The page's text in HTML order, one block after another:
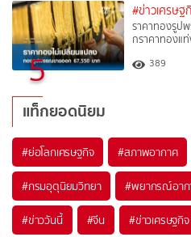
5
#ข่าวเศรษฐ
ราคาทองรูป
กราคาทองแ
389
แท็กยอดนิยม
#ย่อโลกเศรษฐกิจ #สภาพอากาศ
#กรมอุตุนิยมวิทยา #พยากรณ์อาก
#ข่าววันนี้ #จีน #ข่าวเศรษฐกิจ